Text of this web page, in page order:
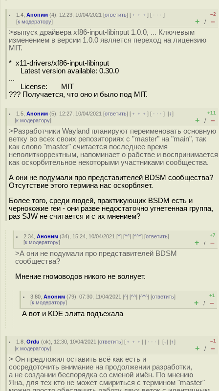
1.4 ,Аноним (4), 12:23, 10/04/2021 [ответить] [ ﹢﹢﹢] [ · · ·]
[к модератору]
–2
+ / –
>выпуск драйвера xf86-input-libinput 1.0.0, ... Ключевым
изменением в версии 1.0.0 является переход на лицензию
MIT.
* x11-drivers/xf86-input-libinput
Latest version available: 0.30.0
...
License: MIT
??? Получается, что оно и было под MIT.
1.5 ,Аноним (5), 12:27, 10/04/2021 [ответить] [ ﹢﹢﹢] [ · · ·][↓]
[к модератору]
+11
+ / –
>Разработчики Wayland планируют переименовать основную
ветку во всех своих репозиториях с "master" на "main", так
как слово "master" считается последнее время
неполиткорректным, напоминает о рабстве и воспринимается
как оскорбительное некоторыми участниками сообщества.
А они не подумали про представителей BDSM сообщества?
Отсутствие этого термина нас оскорбляет.
Более того, среди людей, практикующих BSDM есть и
чернокожие геи - они разве недостаточно угнетенная группа,
раз SJW не считается и с их мнением?
2.34 ,Аноним (34), 15:24, 10/04/2021 [^] [^^] [^^^] [ответить]
[к модератору]
+7
+ / –
>А они не подумали про представителей BDSM
сообщества?
Мнение гномоводов никого не волнует.
3.80 ,Аноним (79), 07:30, 11/04/2021 [^] [^^] [^^^] [ответить]
[к модератору]
+1
+ / –
А вот и KDE элита подъехала
1.8 ,Ordu (ok), 12:30, 10/04/2021 [ответить] [ ﹢﹢﹢] [ · · ·][↓] [↑]
[к модератору]
–1
+ / –
> Он предложил оставить всё как есть и
сосредоточить внимание на продолжении разработки,
а не создании беспорядка со сменой имён. По мнению
Яна, для тех кто не может смириться с термином "master"